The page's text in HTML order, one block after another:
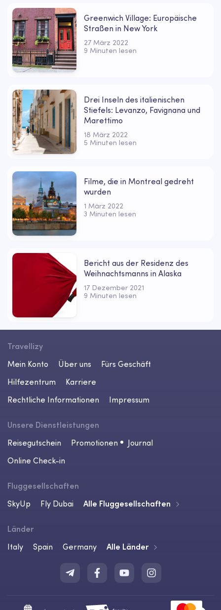
Greenwich Village: Europäische
Straßen in New York
27 März 2022
9 Minuten lesen
Drei Inseln des italienischen
Stiefels: Levanzo, Favignana und
Marettimo
18 März 2022
5 Minuten lesen
Filme, die in Montreal gedreht
wurden
1 März 2022
3 Minuten lesen
Bericht aus der Residenz des
Weihnachtsmanns in Alaska
17 Dezember 2021
9 Minuten lesen
Travellizy
Mein Konto
Über uns
Fürs Geschäft
Hilfezentrum
Karriere
Rechtliche Informationen
Impressum
Unsere Dienstleistungen
Reisegutschein
Promotionen
Journal
Online Check-in
Fluggesellschaften
SkyUp
Fly Dubai Alle Fluggesellschaften
Länder
Italy
Spain Germany Alle Länder